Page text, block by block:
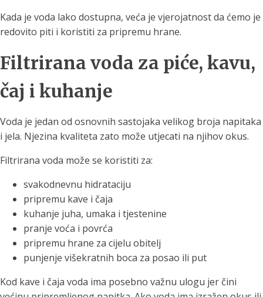
Kada je voda lako dostupna, veća je vjerojatnost da ćemo je
redovito piti i koristiti za pripremu hrane.
Filtrirana voda za piće, kavu,
čaj i kuhanje
Voda je jedan od osnovnih sastojaka velikog broja napitaka
i jela. Njezina kvaliteta zato može utjecati na njihov okus.
Filtrirana voda može se koristiti za:
svakodnevnu hidrataciju
pripremu kave i čaja
kuhanje juha, umaka i tjestenine
pranje voća i povrća
pripremu hrane za cijelu obitelj
punjenje višekratnih boca za posao ili put
Kod kave i čaja voda ima posebno važnu ulogu jer čini